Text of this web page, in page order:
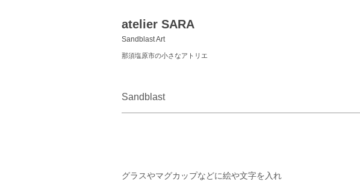
atelier SARA
Sandblast Art
那須塩原市の小さなアトリエ
Sandblast
グラスやマグカップなどに絵や文字を入れ